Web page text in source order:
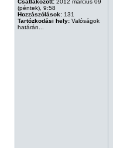
Csatlakozott: 2012 március 09
(péntek), 9:58
Hozzászólások: 131
Tartózkodási hely: Valóságok
határán...